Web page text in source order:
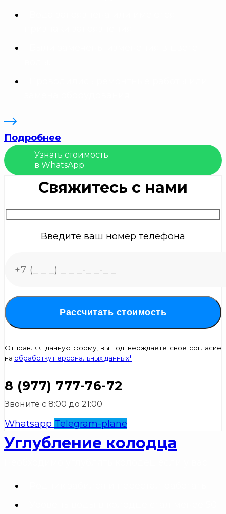
Подробнее
Узнать стоимость
в WhatsApp
Свяжитесь с нами
Введите ваш номер телефона
Рассчитать стоимость
Отправляя данную форму, вы подтверждаете свое согласие
на обработку персональных данных*
8 (977) 777-76-72
Звоните с 8:00 до 21:00
Whatsapp Telegram-plane
Углубление колодца